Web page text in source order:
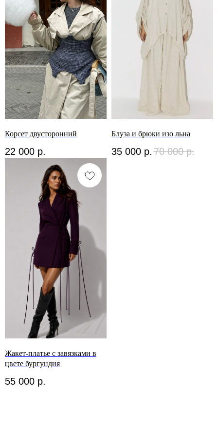
Корсет двусторонний
22 000 р.
Блуза и брюки изо льна
35 000 р. 70 000 р.
Жакет-платье с завязками в
цвете бургундия
55 000 р.